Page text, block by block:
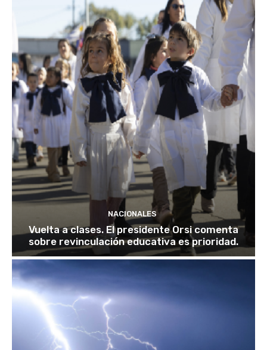
NACIONALES
Vuelta a clases. El presidente Orsi comenta
sobre revinculación educativa es prioridad.